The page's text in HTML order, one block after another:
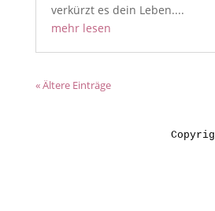
verkürzt es dein Leben....
mehr lesen
« Ältere Einträge